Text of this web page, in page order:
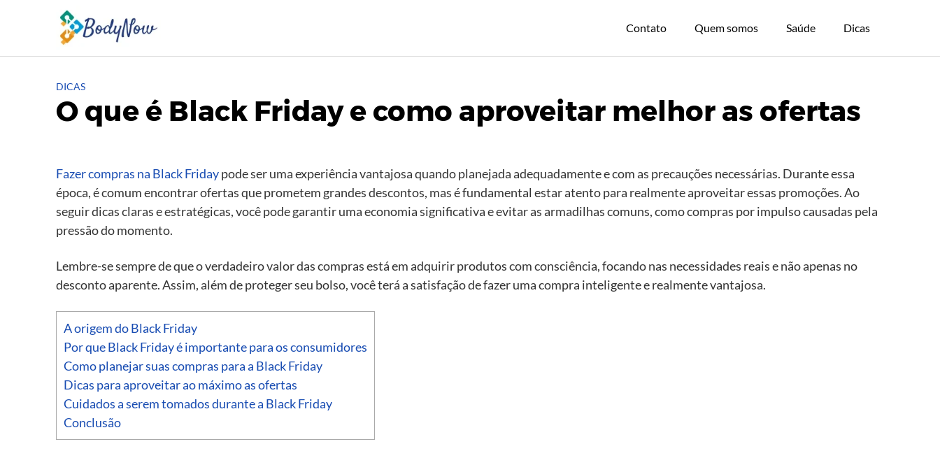
Contato Quem somos Saúde Dicas
DICAS
O que é Black Friday e como aproveitar melhor as ofertas
Fazer compras na Black Fridaypode ser uma experiência vantajosa quando planejada adequadamente e com as precauções necessárias. Durante essa
época, é comum encontrar ofertas que prometem grandes descontos, mas é fundamental estar atento para realmente aproveitar essas promoções. Ao
seguir dicas claras e estratégicas, você pode garantir uma economia significativa e evitar as armadilhas comuns, como compras por impulso causadas pela
pressão do momento.
Lembre-se sempre de que o verdadeiro valor das compras está em adquirir produtos com consciência, focando nas necessidades reais e não apenas no
desconto aparente. Assim, além de proteger seu bolso, você terá a satisfação de fazer uma compra inteligente e realmente vantajosa.
A origem do Black Friday
Por que Black Friday é importante para os consumidores
Como planejar suas compras para a Black Friday
Dicas para aproveitar ao máximo as ofertas
Cuidados a serem tomados durante a Black Friday
Conclusão